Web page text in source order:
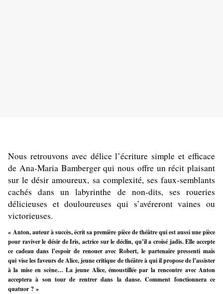
Nous retrouvons avec délice l’écriture simple et efficace
de Ana-Maria Bamberger qui nous offre un récit plaisant
sur le désir amoureux, sa complexité, ses faux-semblants
cachés dans un labyrinthe de non-dits, ses roueries
délicieuses et douloureuses qui s’avéreront vaines ou
victorieuses.
« Anton, auteur à succès, écrit sa première pièce de théâtre qui est aussi une pièce
pour raviver le désir de Iris, actrice sur le déclin, qu’il a croisé jadis. Elle accepte
ce cadeau dans l’espoir de renouer avec Robert, le partenaire pressenti mais
qui vise les faveurs de Alice, jeune critique de théâtre à qui il propose de l’assister
à la mise en scène… La jeune Alice, émoustillée par la rencontre avec Anton
acceptera à son tour de rentrer dans la danse.Comment fonctionnera ce
quatuor ? »